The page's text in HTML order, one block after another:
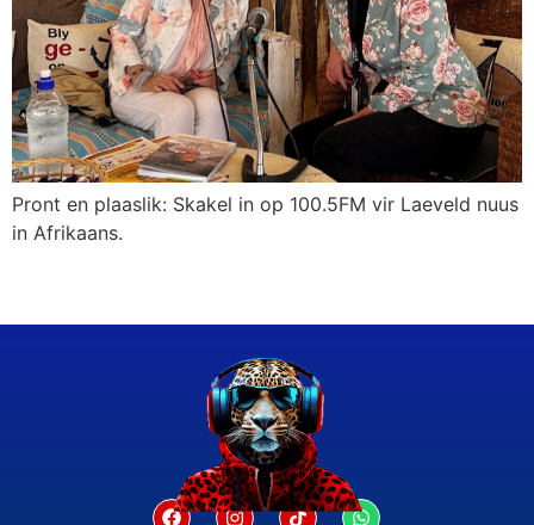
Pront en plaaslik: Skakel in op 100.5FM vir Laeveld nuus
in Afrikaans.